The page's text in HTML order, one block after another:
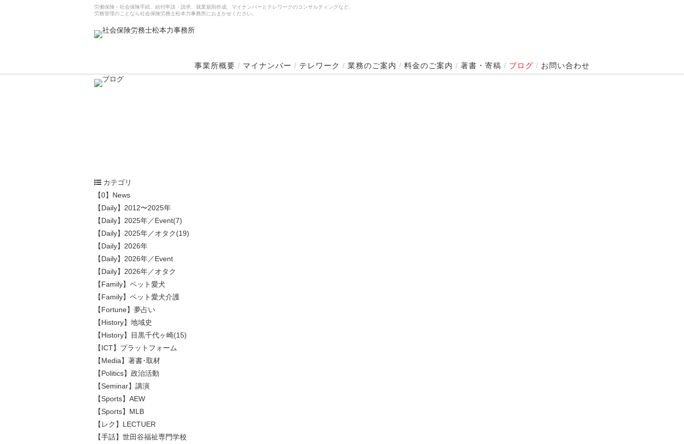
労働保険・社会保険手続、給付申請・請求、就業規則作成、マイナンバーとテレワークのコンサルティングなど、
労務管理のことなら社会保険労務士松本力事務所におまかせください。
事業所概要 / マイナンバー / テレワーク / 業務のご案内 / 料金のご案内 / 著書・寄稿 / ブログ / お問い合わせ
カテゴリ
【0】News
【Daily】2012〜2025年
【Daily】2025年／Event(7)
【Daily】2025年／オタク(19)
【Daily】2026年
【Daily】2026年／Event
【Daily】2026年／オタク
【Family】ペット愛犬
【Family】ペット愛犬介護
【Fortune】夢占い
【History】地域史
【History】目黒千代ヶ崎(15)
【ICT】プラットフォーム
【Media】著書･取材
【Politics】政治活動
【Seminar】講演
【Sports】AEW
【Sports】MLB
【レク】LECTUER
【手話】世田谷福祉専門学校